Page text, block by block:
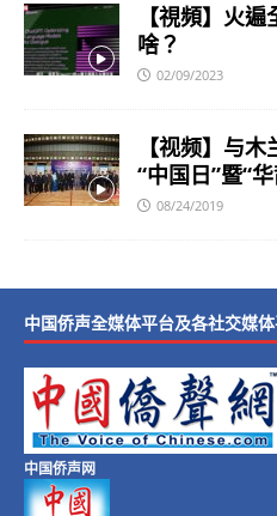
【視頻】火
啥？
02/09/2023
【视频】与
“中国日”暨“
08/24/2019
中国侨声全媒体平台及各社交媒
中国侨声网